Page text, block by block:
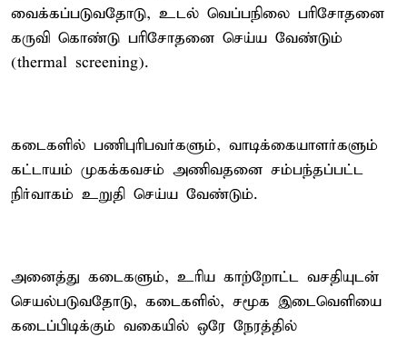
வைக்கப்படுவதோடு, உடல் வெப்பநிலை பரிசோதனை
கருவி கொண்டு பரிசோதனை செய்ய வேண்டும்
(thermal screening).
கடைகளில் பணிபுரிபவர்களும், வாடிக்கையாளர்களும்
கட்டாயம் முகக்கவசம் அணிவதனை சம்பந்தப்பட்ட
நிர்வாகம் உறுதி செய்ய வேண்டும்.
அனைத்து கடைகளும், உரிய காற்றோட்ட வசதியுடன்
செயல்படுவதோடு, கடைகளில், சமூக இடைவெளியை
கடைப்பிடிக்கும் வகையில் ஒரே நேரத்தில்